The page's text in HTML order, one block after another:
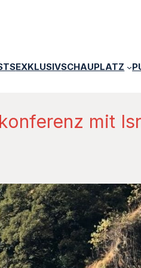
EXKLUSIVSCHAUPLATZ
mit